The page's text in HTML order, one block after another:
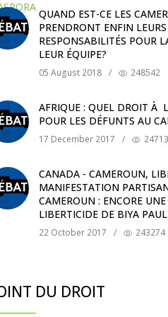
QUAND EST-CE LES
PRENDRONT ENFIN LEURS
RESPONSABILITÉS POUR
LEUR ÉQUIPE?
05 August 2018 / 248542
AFRIQUE : QUEL DROIT À
POUR LES DÉFUNTS AU
17 December 2017 /
CANADA - CAMEROUN,
MANIFESTATION
CAMEROUN : ENCORE
LIBERTICIDE DE BIYA
22 October 2017 / 243274
DU DROIT